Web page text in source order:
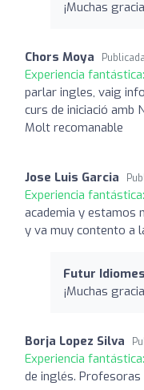
¡Muchas
Chors Moya
Experiencia fantástica:
parlar ingles, vaig
curs de iniciació amb
Molt recomanable
Jose Luis Garcia
Experiencia fantástica:
academia y estamos
y va muy contento a
Futur Idiomes
¡Muchas
Borja Lopez Silva
Experiencia fantástica:
de inglés.